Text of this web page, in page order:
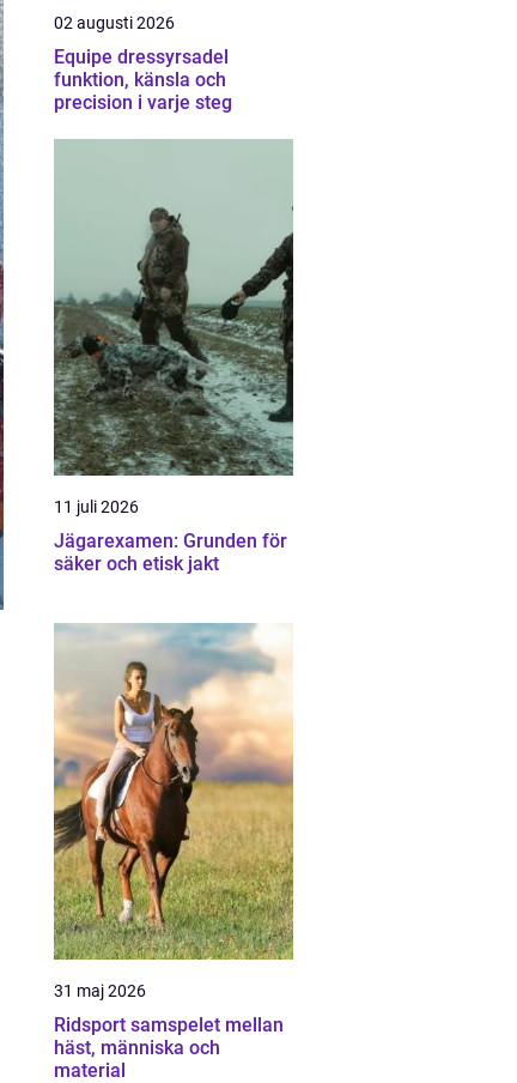
02 augusti 2026
Equipe dressyrsadel
funktion, känsla och
precision i varje steg
11 juli 2026
Jägarexamen: Grunden för
säker och etisk jakt
31 maj 2026
Ridsport samspelet mellan
häst, människa och
material